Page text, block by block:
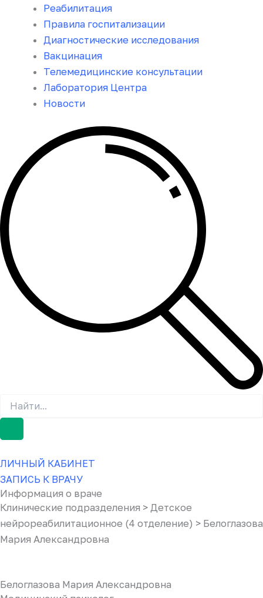
Реабилитация
Правила госпитализации
Диагностические исследования
Вакцинация
Телемедицинские консультации
Лаборатория Центра
Новости
ЛИЧНЫЙ КАБИНЕТ
ЗАПИСЬ К ВРАЧУ
Информация о враче
Клинические подразделения > Детское
нейрореабилитационное (4 отделение) > Белоглазова
Мария Александровна
Белоглазова Мария Александровна